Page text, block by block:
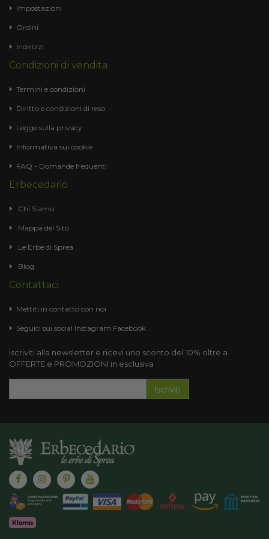
Impostazioni
Ordini
Indirizzi
Condizioni di vendita
Termini e condizioni
Diritto e condizioni di reso
Legge sulla privacy
Informativa sui cookie
FAQ - Domande frequenti
Erbecedario
Chi Siamo
Mappa del Sito
Le Erbe di Sprea
Blog
Contattaci
Mettiti in contatto con noi
Seguici sui social Instagram Facebook
Iscriviti alla newsletter e ricevi uno sconto del 10% oltre a
OFFERTE e PROMOZIONI in esclusiva
Iscriviti